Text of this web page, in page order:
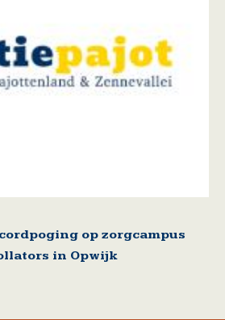
op zorgcampus
in Opwijk